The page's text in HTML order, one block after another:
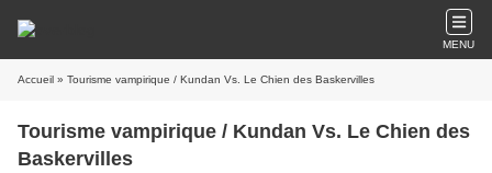
MENU
Accueil » Tourisme vampirique / Kundan Vs. Le Chien des Baskervilles
Tourisme vampirique / Kundan Vs. Le Chien des
Baskervilles